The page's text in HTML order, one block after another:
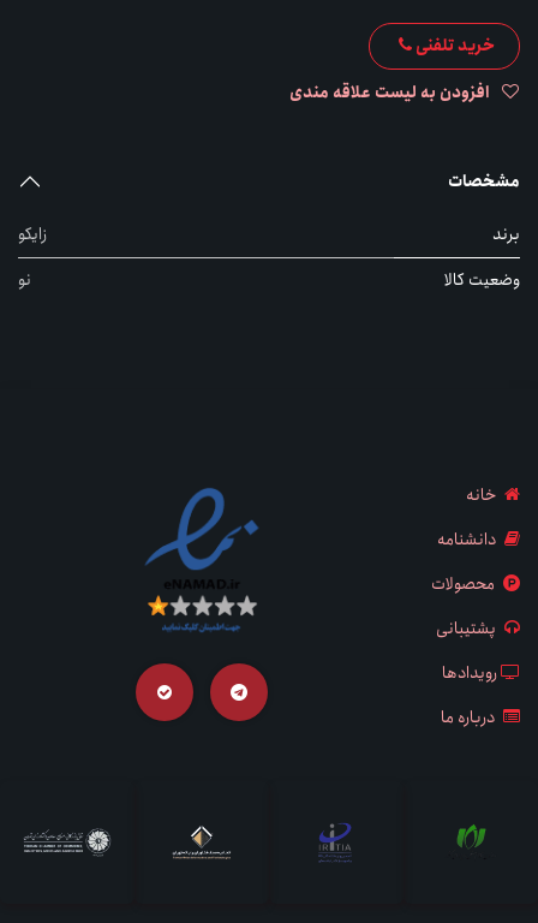
خرید تلفنی
مشخصات
برند
زایکو
وضعیت کالا
نو
خانه
دانشنامه
محصولات
پشتیبانی
رویدادها
درباره ما